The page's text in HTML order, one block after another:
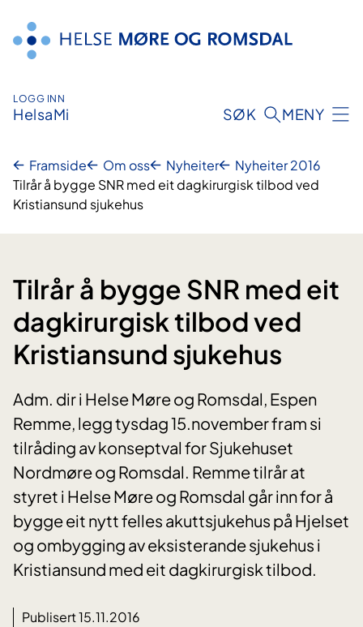
innhald
LOGG INN
HelsaMi SØK MENY
Framside Om oss Nyheiter
Nyheiter 2016
Tilrår å bygge SNR med eit dagkirurgisk tilbod ved
Kristiansund sjukehus
Tilrår å bygge SNR med eit
dagkirurgisk tilbod ved
Kristiansund sjukehus
Adm. dir i Helse Møre og Romsdal, Espen
Remme, legg tysdag 15.november fram si
tilråding av konseptval for Sjukehuset
Nordmøre og Romsdal. Remme tilrår at
styret i Helse Møre og Romsdal går inn for å
bygge eit nytt felles akuttsjukehus på Hjelset
og ombygging av eksisterande sjukehus i
Kristiansund med eit dagkirurgisk tilbod.
Publisert 15.11.2016